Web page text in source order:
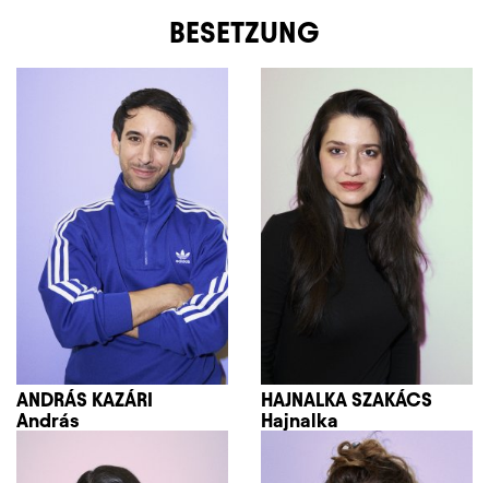
BESETZUNG
ANDRÁS KAZÁRI
András
HAJNALKA SZAKÁCS
Hajnalka